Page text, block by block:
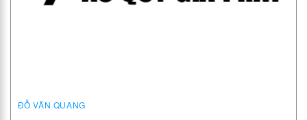
ĐỖ VĂN QUANG